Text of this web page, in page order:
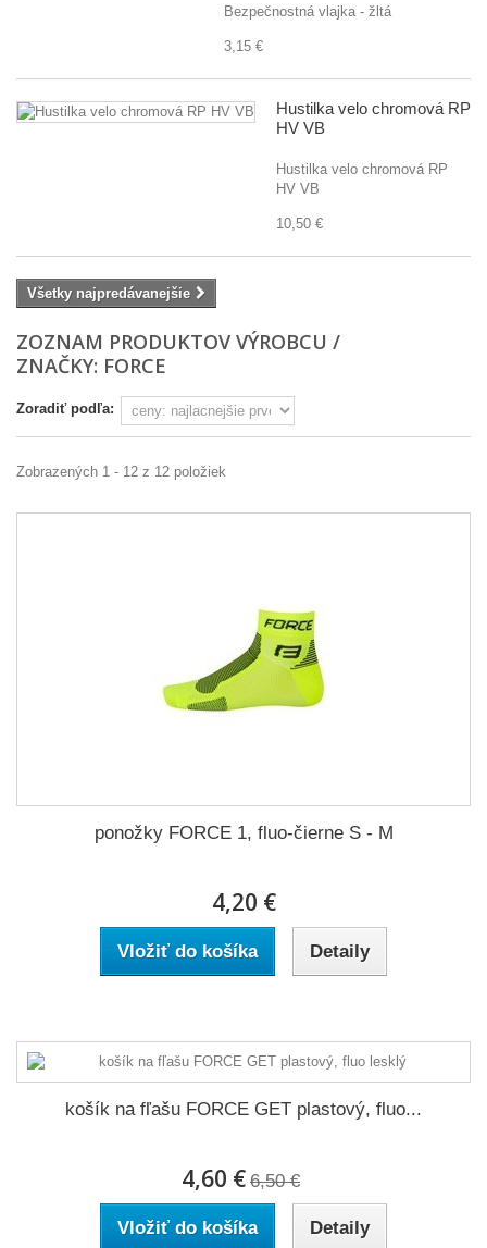
Bezpečnostná vlajka - žltá
3,15 €
Hustilka velo chromová RP
HV VB
Hustilka velo chromová RP
HV VB
10,50 €
Všetky najpredávanejšie
ZOZNAM PRODUKTOV VÝROBCU /
ZNAČKY: FORCE
Zoradiť podľa:
Zobrazených 1 - 12 z 12 položiek
ponožky FORCE 1, fluo-čierne S - M
4,20 €
Vložiť do košíka Detaily
košík na fľašu FORCE GET plastový, fluo...
4,60 € 6,50 €
Vložiť do košíka Detaily